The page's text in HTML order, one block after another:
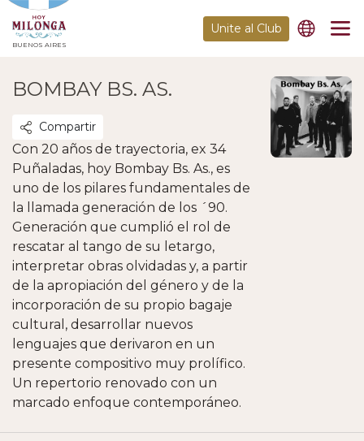
BUENOS AIRES
Unite al Club
BOMBAY BS. AS.
Compartir
Con 20 años de trayectoria, ex 34
Puñaladas, hoy Bombay Bs. As., es
uno de los pilares fundamentales de
la llamada generación de los ´90.
Generación que cumplió el rol de
rescatar al tango de su letargo,
interpretar obras olvidadas y, a partir
de la apropiación del género y de la
incorporación de su propio bagaje
cultural, desarrollar nuevos
lenguajes que derivaron en un
presente compositivo muy prolífico.
Un repertorio renovado con un
marcado enfoque contemporáneo.